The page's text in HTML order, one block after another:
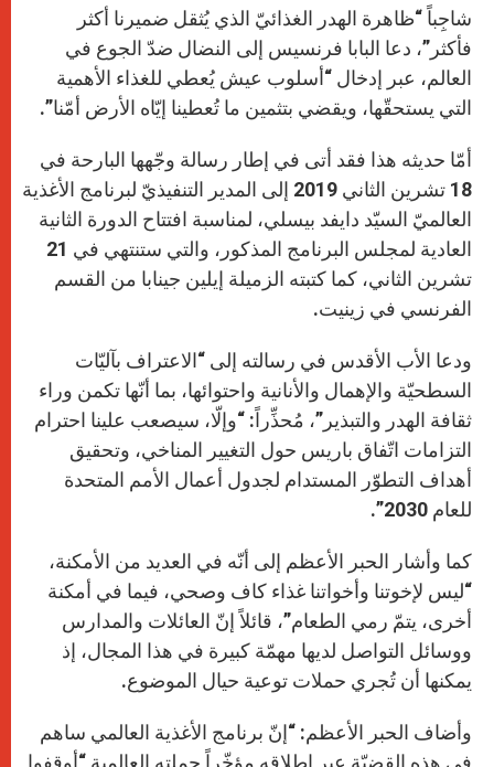
g
e
r
k
r
شاجِباً “ظاهرة الهدر الغذائيّ الذي يُثقل ضميرنا أكثر
فأكثر”، دعا البابا فرنسيس إلى النضال ضدّ الجوع في
العالم، عبر إدخال “أسلوب عيش يُعطي للغذاء الأهمية
التي يستحقّها، ويقضي بتثمين ما تُعطينا إيّاه الأرض أمّنا”.
أمّا حديثه هذا فقد أتى في إطار رسالة وجّهها البارحة في
18 تشرين الثاني 2019 إلى المدير التنفيذيّ لبرنامج الأغذية
العالميّ السيّد دايفد بيسلي، لمناسبة افتتاح الدورة الثانية
العادية لمجلس البرنامج المذكور، والتي ستنتهي في 21
تشرين الثاني، كما كتبته الزميلة إيلين جينابا من القسم
الفرنسي في زينيت.
ودعا الأب الأقدس في رسالته إلى “الاعتراف بآليّات
السطحيّة والإهمال والأنانية واحتوائها، بما أنّها تكمن وراء
ثقافة الهدر والتبذير”، مُحذِّراً: “وإلّا، سيصعب علينا احترام
التزامات اتّفاق باريس حول التغيير المناخي، وتحقيق
أهداف التطوّر المستدام لجدول أعمال الأمم المتحدة
للعام 2030”.
كما وأشار الحبر الأعظم إلى أنّه في العديد من الأمكنة،
“ليس لإخوتنا وأخواتنا غذاء كاف وصحي، فيما في أمكنة
أخرى، يتمّ رمي الطعام”، قائلاً إنّ العائلات والمدارس
ووسائل التواصل لديها مهمّة كبيرة في هذا المجال، إذ
يمكنها أن تُجري حملات توعية حيال الموضوع.
وأضاف الحبر الأعظم: “إنّ برنامج الأغذية العالمي ساهم
في هذه القضيّة عبر إطلاقه مؤخّراً حملته العالمية “أوقفوا